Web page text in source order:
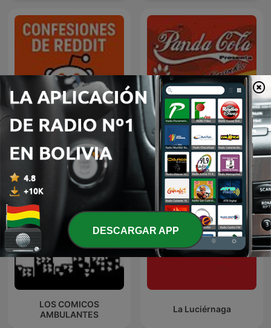
Confesiones de Reddit 🎙️
Panda Show -Disco Panda
Cola
LOS COMICOS
AMBULANTES
La Luciérnaga
DESCARGAR APP